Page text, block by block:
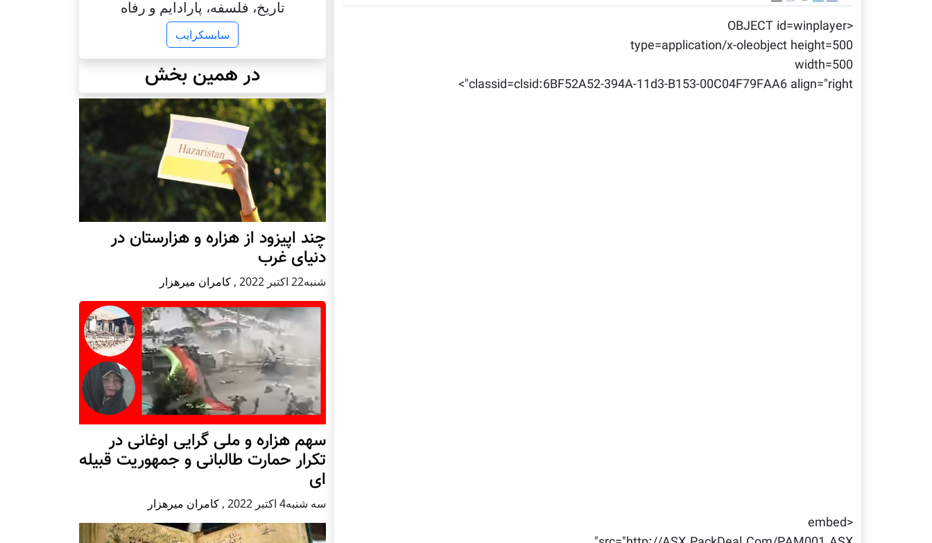
<OBJECT id=winplayer
type=application/x-oleobject height=500
width=500
classid=clsid:6BF52A52-394A-11d3-B153-00C04F79FAA6 align="right">
<embed
تاریخ، فلسفه، پارادایم و رفاه
سابسکرایب
در همین بخش
چند اپیزود از هزاره و هزارستان در
دنیای غرب
شنبه22 اكتبر 2022 , کامران میرهزار
سهم هزاره و ملی گرایی اوغانی در
تکرار حمارت طالبانی و جمهوریت قبیله
ای
سه شنبه4 اكتبر 2022 , کامران میرهزار